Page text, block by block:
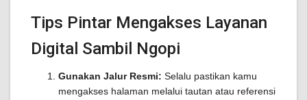
Tips Pintar Mengakses Layanan
Digital Sambil Ngopi
Gunakan Jalur Resmi: Selalu pastikan kamu
mengakses halaman melalui tautan atau referensi